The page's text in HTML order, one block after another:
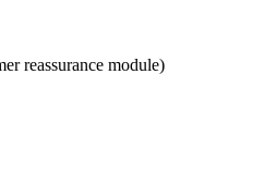
reassurance module)